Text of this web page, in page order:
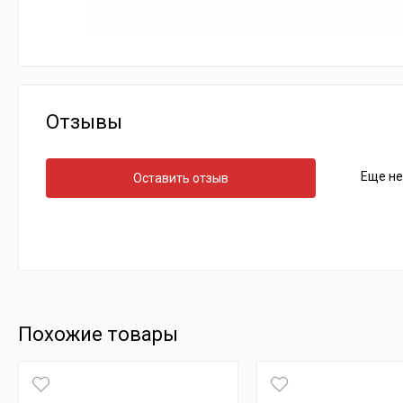
Отзывы
Оставить отзыв Еще
Похожие товары